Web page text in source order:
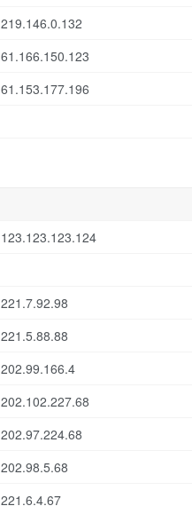
219.146.0.132
61.166.150.123
61.153.177.196
123.123.123.124
221.7.92.98
221.5.88.88
202.99.166.4
202.102.227.68
202.97.224.68
202.98.5.68
221.6.4.67